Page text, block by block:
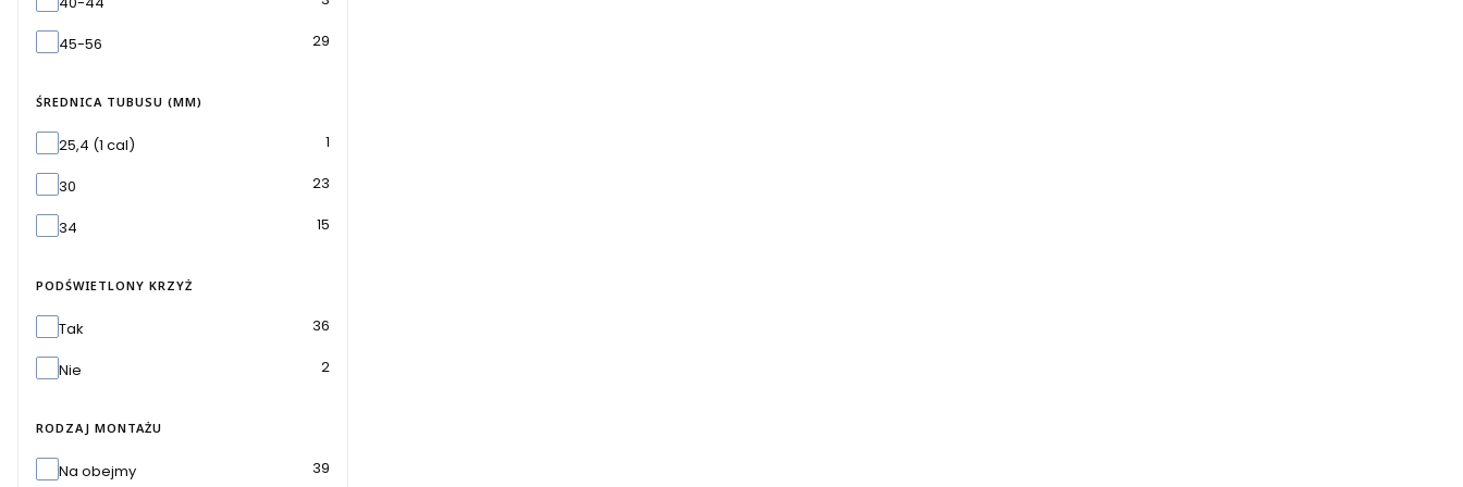
45-56 29
ŚREDNICA TUBUSU (MM)
Średnica tubusu (mm)
25,4 (1 cal) 1
30 23
34 15
PODŚWIETLONY KRZYŻ
Podświetlony krzyż
Tak 36
Nie 2
RODZAJ MONTAŻU
Rodzaj montażu
Na obejmy 39